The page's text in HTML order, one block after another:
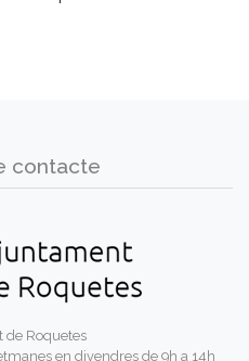
contacte
Roquetes
en divendres de 9h a 14h